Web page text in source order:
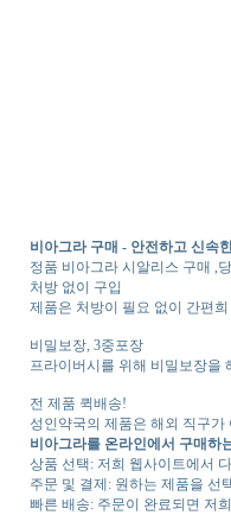
비아그라 구매 - 안전하고 신속
정품 비아그라 시알리스 구매 ,
처방 없이 구입
제품은 처방이 필요 없이 간편
비밀보장, 3중포장
프라이버시를 위해 비밀보장을
전 제품 퀵배송!
성인약국의 제품은 해외 직구
비아그라를 온라인에서 구매하
상품 선택: 저희 웹사이트에서
주문 및 결제: 원하는 제품을 선
빠른 배송: 주문이 완료되면 저